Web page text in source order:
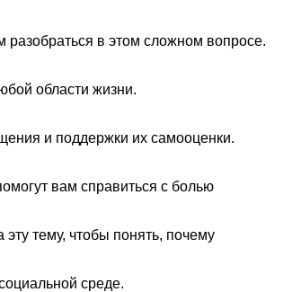
в этом сложном вопросе.
области жизни.
и поддержки их самооценки.
вам справиться с болью
тему, чтобы понять, почему
среде.